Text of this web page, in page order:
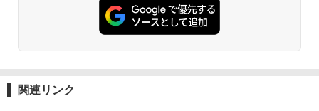
[山善] スチームオーブンレンジ 25L 一人
暮らし 二人暮らし フラットテーブル ス
チーム調理 自動メニュー19種搭載 角皿
関連リンク